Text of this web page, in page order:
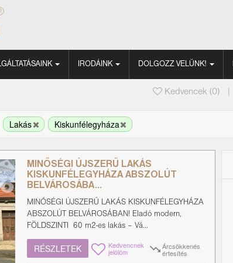
IRODÁINK DOLGOZZ VELÜNK!
Kedvencek (0) |
Lakás Kiskunfélegyháza
MINŐSÉGI ÚJSZERŰ LAKÁS
KISKUNFÉLEGYHÁZA ABSZOLÚT
BELVÁROSÁBA...
MINŐSÉGI ÚJSZERŰ LAKÁS KISKUNFÉLEGYHÁZA
ABSZOLÚT BELVÁROSÁBAN! Eladó modern,
FÖLDSZINTI 60 m2-es lakás – Vá...
RÉSZLETEK Kedvencnek
jelölöm
Árcsökkenés
értesítés